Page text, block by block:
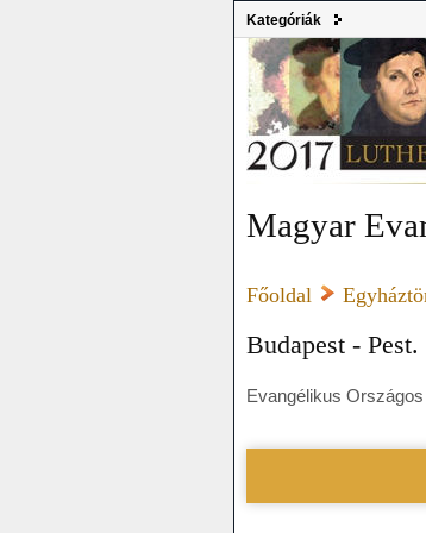
Kategóriák
Magyar
Főoldal
Budapest -
Evangélikus